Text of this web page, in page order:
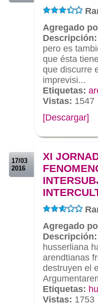
Agregado
Descripción:
pero es
que ésta
que discurre
imprevisi...
Etiquetas:
Vistas: 1547
[Descargar]
17/03
2016
XI
Agregado
Descripción:
husserliana
arendtianas
destruyen el
Etiquetas:
Vistas: 1753